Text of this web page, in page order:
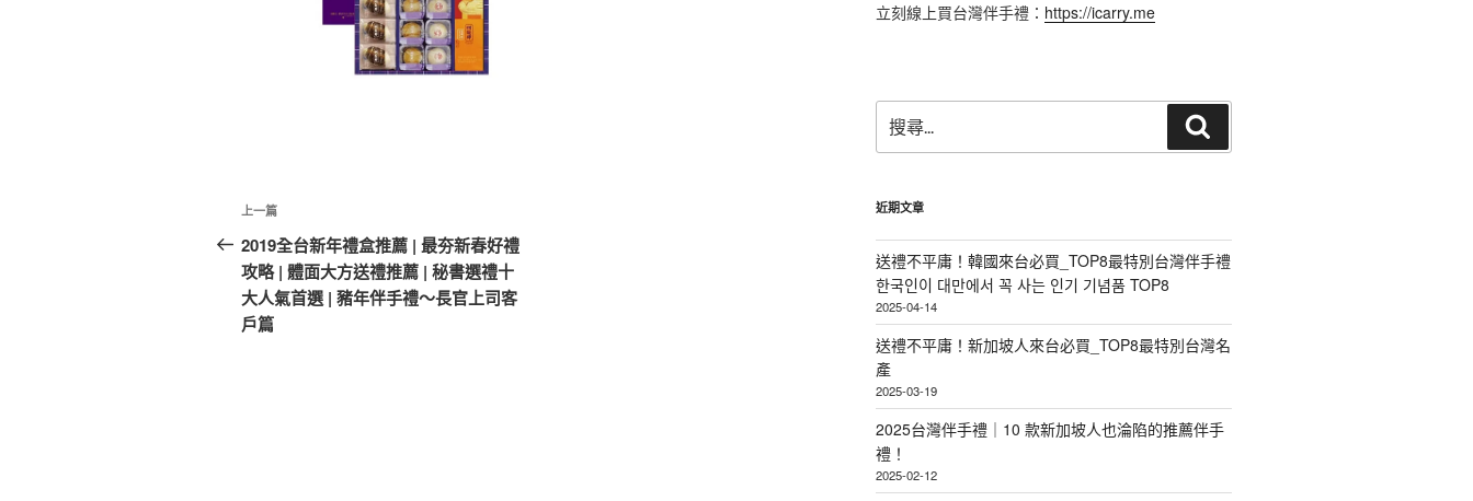
文
章
導
覽
上
一
篇
文
章
上一篇
2019全台新年禮盒推薦 | 最夯新春好禮
攻略 | 體面大方送禮推薦 | 秘書選禮十
大人氣首選 | 豬年伴手禮～長官上司客
戶篇
立刻線上買台灣伴手禮： https://icarry.me
尋
關
字:
尋
近期文章
送禮不平庸！韓國來台必買_TOP8最特別台灣伴手禮
한국인이 대만에서 꼭 사는 인기 기념품 TOP8
2025-04-14
送禮不平庸！新加坡人來台必買_TOP8最特別台灣名
產
2025-03-19
2025台灣伴手禮｜10 款新加坡人也淪陷的推薦伴手
禮！
2025-02-12